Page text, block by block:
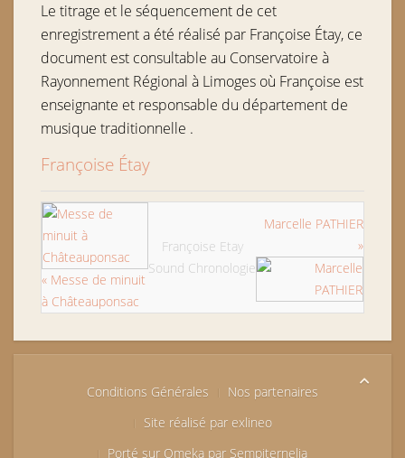
Le titrage et le séquencement de cet
enregistrement a été réalisé par Françoise Étay, ce
document est consultable au Conservatoire à
Rayonnement Régional à Limoges où Françoise est
enseignante et responsable du département de
musique traditionnelle .
Françoise Étay
« Messe de minuit
à Châteauponsac
Françoise Etay
Sound Chronologie
Marcelle PATHIER
»
Conditions Générales
Nos partenaires
Site réalisé par exlineo
Porté sur Omeka par Sempiternelia